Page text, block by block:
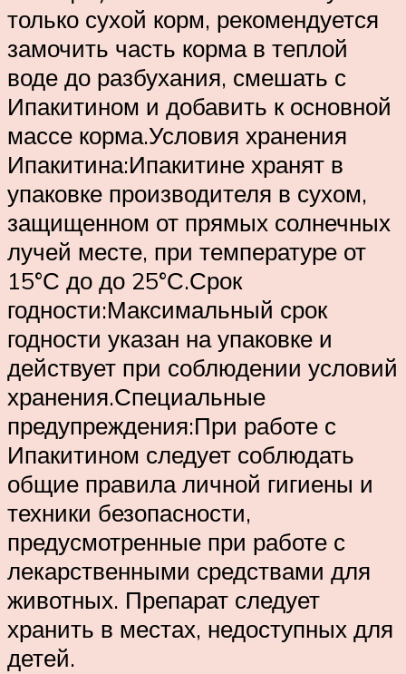
только сухой корм, рекомендуется
замочить часть корма в теплой
воде до разбухания, смешать с
Ипакитином и добавить к основной
массе корма.Условия хранения
Ипакитина:Ипакитине хранят в
упаковке производителя в сухом,
защищенном от прямых солнечных
лучей месте, при температуре от
15°С до до 25°С.Срок
годности:Максимальный срок
годности указан на упаковке и
действует при соблюдении условий
хранения.Специальные
предупреждения:При работе с
Ипакитином следует соблюдать
общие правила личной гигиены и
техники безопасности,
предусмотренные при работе с
лекарственными средствами для
животных. Препарат следует
хранить в местах, недоступных для
детей.